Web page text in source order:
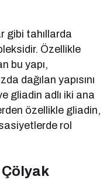
gibi tahıllarda
Özellikle
bu yapı,
dağılan yapısını
gliadin adlı iki ana
özellikle gliadin,
rol